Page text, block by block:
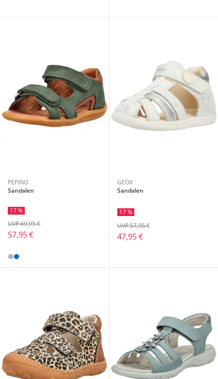
PEPINO
Sandalen
17 %
57,95 €
UVP 69,95 €
GEOX
Sandalen
17 %
47,95 €
UVP 57,95 €